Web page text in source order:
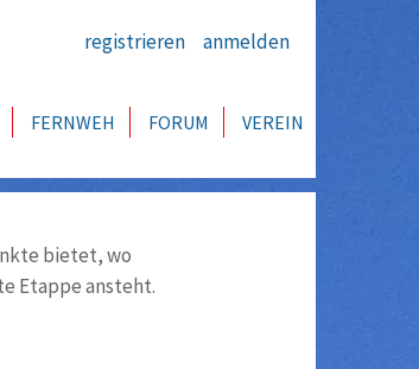
registrieren anmelden
FERNWEH FORUM VEREIN
bietet, wo
Etappe ansteht.